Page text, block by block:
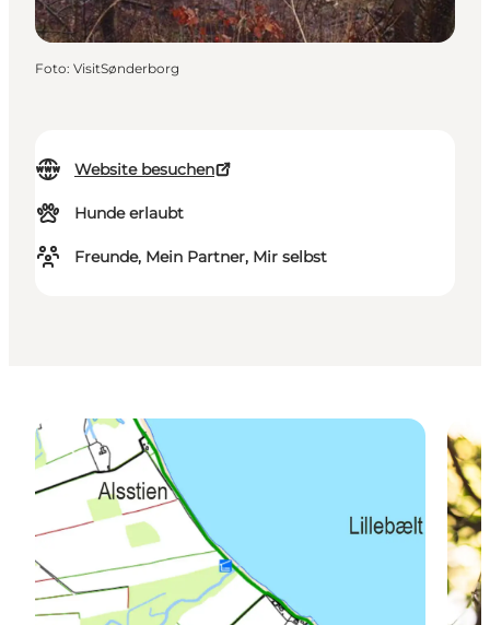
Website besuchen
Hunde erlaubt
Freunde, Mein Partner, Mir selbst
Foto: VisitSønderborg